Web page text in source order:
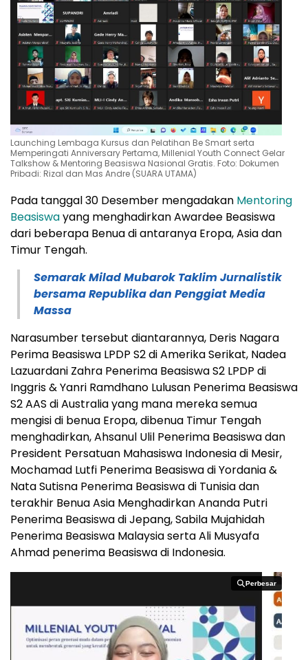
Launching Lembaga Kursus dan Pelatihan Be Smart serta
Memperingati Anniversary Pertama, Millenial Youth Connect Gelar
Talkshow & Mentoring Beasiswa Nasional Gratis. Foto: Dokumen
Pribadi: Rizal dan Mas Andre (SUARA UTAMA)
Pada tanggal 30 Desember mengadakan Mentoring
Beasiswayang menghadirkan Awardee Beasiswa
dari beberapa Benua di antaranya Eropa, Asia dan
Timur Tengah.
Semarak Milad Mubarok Taklim Jurnalistik
bersama Republika dan Penggiat Media
Massa
Narasumber tersebut diantarannya, Deris Nagara
Perima Beasiswa LPDP S2 di Amerika Serikat, Nadea
Lazuardani Zahra Penerima Beasiswa S2 LPDP di
Inggris & Yanri Ramdhano Lulusan Penerima Beasiswa
S2 AAS di Australia yang mana mereka semua
mengisi di benua Eropa, dibenua Timur Tengah
menghadirkan, Ahsanul Ulil Penerima Beasiswa dan
President Persatuan Mahasiswa Indonesia di Mesir,
Mochamad Lutfi Penerima Beasiswa di Yordania &
Nata Sutisna Penerima Beasiswa di Tunisia dan
terakhir Benua Asia Menghadirkan Ananda Putri
Penerima Beasiswa di Jepang, Sabila Mujahidah
Penerima Beasiswa Malaysia serta Ali Musyafa
Ahmad penerima Beasiswa di Indonesia.
Perbesar
Perbesar